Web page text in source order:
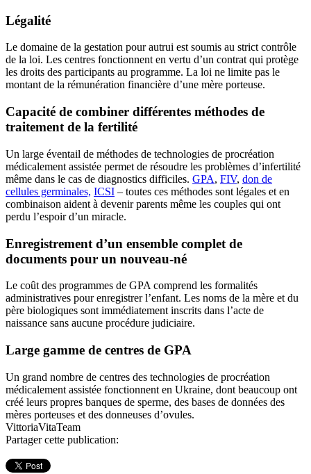
Légalité
Le domaine de la gestation pour autrui est soumis au strict contrôle
de la loi. Les centres fonctionnent en vertu d’un contrat qui protège
les droits des participants au programme. La loi ne limite pas le
montant de la rémunération financière d’une mère porteuse.
Capacité de combiner différentes méthodes de
traitement de la fertilité
Un large éventail de méthodes de technologies de procréation
médicalement assistée permet de résoudre les problèmes d’infertilité
même dans le cas de diagnostics difficiles. GPA, FIV, don de
cellules germinales, ICSI – toutes ces méthodes sont légales et en
combinaison aident à devenir parents même les couples qui ont
perdu l’espoir d’un miracle.
Enregistrement d’un ensemble complet de
documents pour un nouveau-né
Le coût des programmes de GPA comprend les formalités
administratives pour enregistrer l’enfant. Les noms de la mère et du
père biologiques sont immédiatement inscrits dans l’acte de
naissance sans aucune procédure judiciaire.
Large gamme de centres de GPA
Un grand nombre de centres des technologies de procréation
médicalement assistée fonctionnent en Ukraine, dont beaucoup ont
créé leurs propres banques de sperme, des bases de données des
mères porteuses et des donneuses d’ovules.
VittoriaVitaTeam
Partager cette publication: